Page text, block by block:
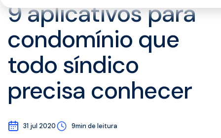
9 aplicativos para
condomínio que
todo síndico
precisa conhecer
31 jul 2020 9min de leitura